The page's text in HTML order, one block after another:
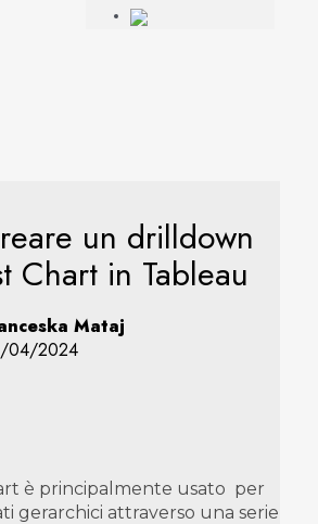
un drilldown
Chart in Tableau
Mataj
04/2024
è principalmente usato per
gerarchici attraverso una serie